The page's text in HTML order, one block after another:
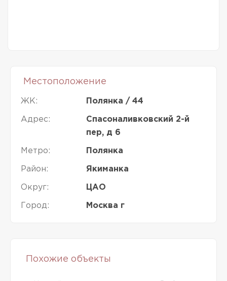
Местоположение
ЖК: Полянка / 44
Адрес:
Спасоналивковский 2-й
пер, д 6
Метро: Полянка
Район: Якиманка
Округ: ЦАО
Город: Москва г
Похожие объекты